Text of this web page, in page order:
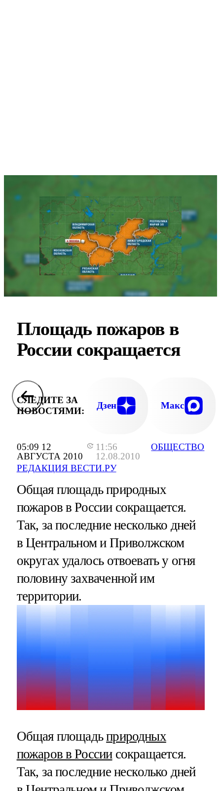
05:09 12
АВГУСТА 2010
11:56
12.08.2010
РЕДАКЦИЯ ВЕСТИ.РУ
ОБЩЕСТВО
Площадь пожаров в
России сокращается
СЛЕДИТЕ ЗА
НОВОСТЯМИ:
Дзен Макс
Общая площадь природных
пожаров в России сокращается.
Так, за последние несколько дней
в Центральном и Приволжском
округах удалось отвоевать у огня
половину захваченной им
территории.
Общая площадьприродных
пожаров в Россиисокращается.
Так, за последние несколько дней